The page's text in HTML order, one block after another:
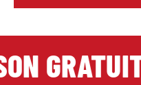
GRATUITE